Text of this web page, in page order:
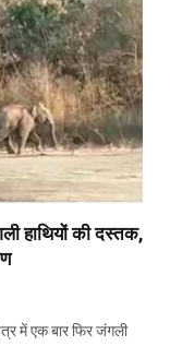
हाथियों की दस्तक,
में एक बार फिर जंगली